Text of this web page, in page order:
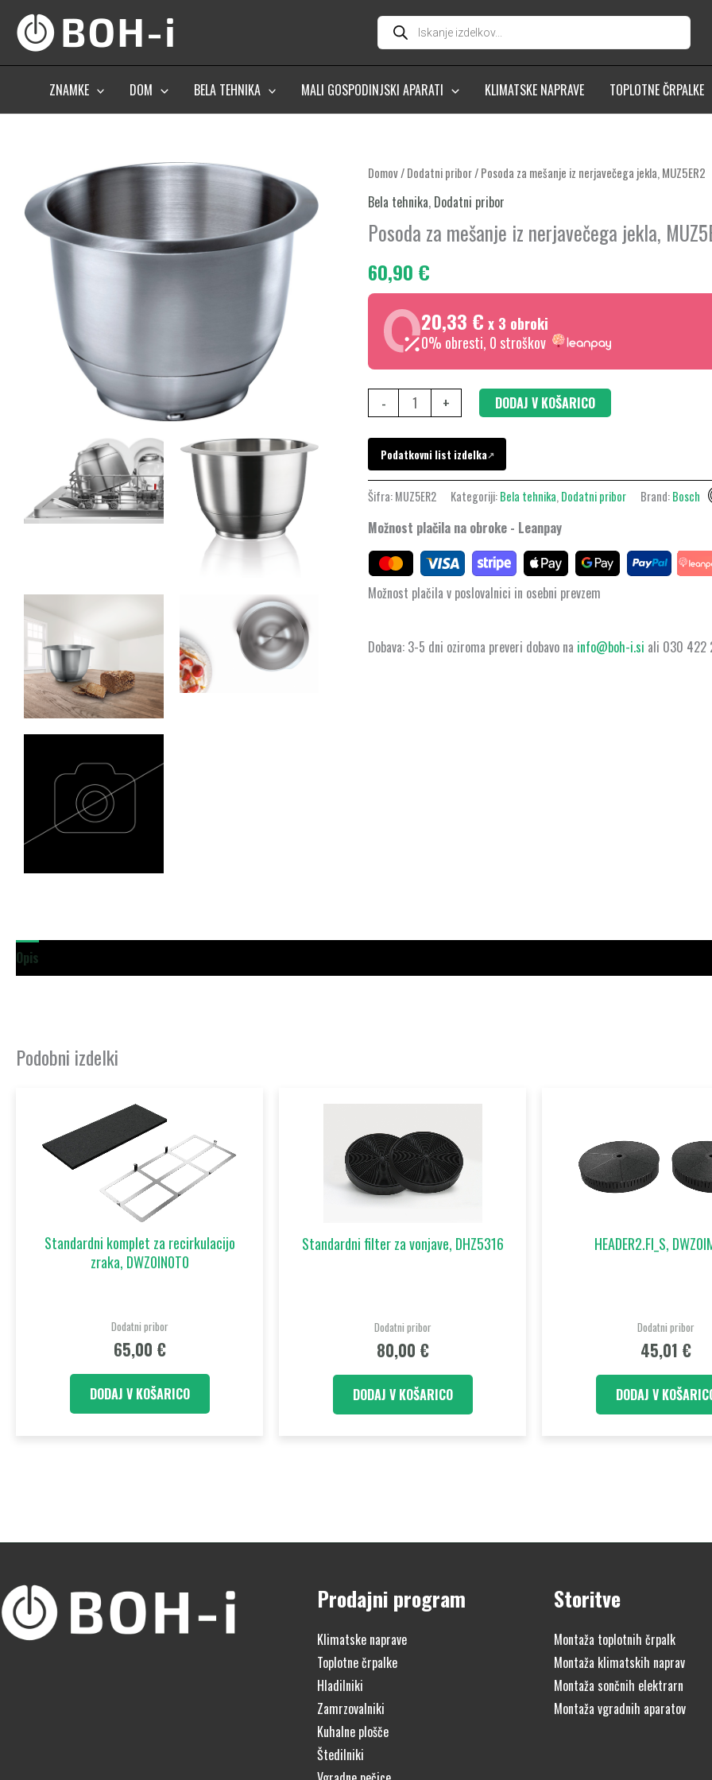
content
Products
search
ZNAMKE DOM BELA TEHNIKA MALI GOSPODINJSKI APARATI KLIMATSKE NAPRAVE TOPLOTNE ČRPALKE
Domov/Dodatni pribor/ Posoda za mešanje iz nerjavečega jekla, MUZ5ER2
Bela tehnika, Dodatni pribor
Posoda za mešanje iz nerjavečega jekla,
60,90 €
20,33 € x 3 obroki
0% obresti, 0 stroškov
-
Posoda
za
iz
nerjavečega
jekla,
MUZ5ER2
količina
+ DODAJ V KOŠARICO
Podatkovni list izdelka↗
Šifra:MUZ5ER2 Kategoriji:Bela tehnika,Dodatni pribor Brand:Bosch
Možnost plačila na obroke - Leanpay
Možnost plačila v poslovalnici in osebni prevzem
Dobava: 3-5 dni oziroma preveri dobavo na info@boh-i.si ali 030 422
Opis
Podobni izdelki
Standardni komplet za recirkulacijo
zraka, DWZ0IN0T0
Dodatni pribor
65,00 €
DODAJ V KOŠARICO
Standardni filter za vonjave, DHZ5316
Dodatni pribor
80,00 €
DODAJ V KOŠARICO
HEADER2.FI_S,
Dodatni pribor
45,01 €
DODAJ V
Prodajni program
Klimatske naprave
Toplotne črpalke
Hladilniki
Zamrzovalniki
Kuhalne plošče
Štedilniki
Storitve
Montaža toplotnih črpalk
Montaža klimatskih naprav
Montaža sončnih elektrarn
Montaža vgradnih aparatov